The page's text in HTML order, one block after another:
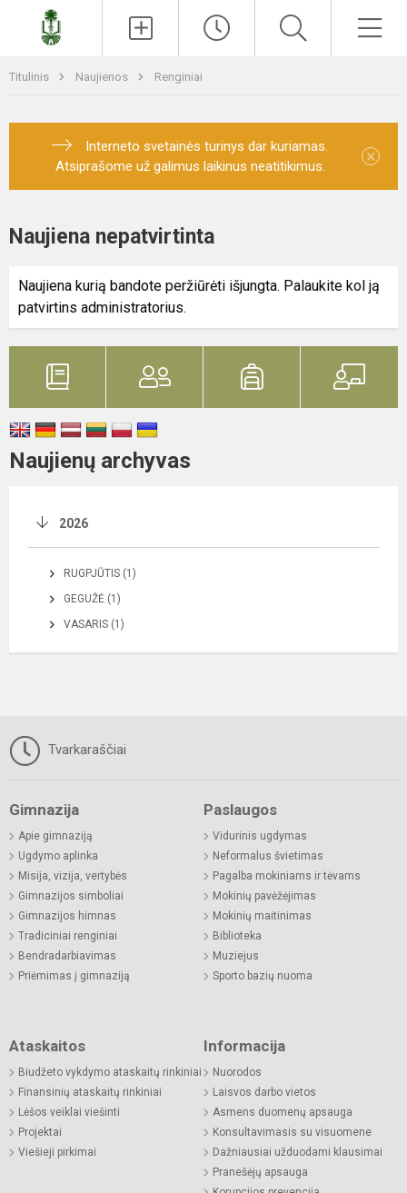
Titulinis Naujienos Renginiai
Interneto svetainės turinys dar kuriamas.
Atsiprašome už galimus laikinus neatitikimus.
×
Naujiena nepatvirtinta
Naujiena kurią bandote peržiūrėti išjungta. Palaukite kol ją
patvirtins administratorius.
Naujienų archyvas
2026
RUGPJŪTIS (1)
GEGUŽĖ (1)
VASARIS (1)
Tvarkaraščiai
Gimnazija
Apie gimnaziją
Ugdymo aplinka
Misija, vizija, vertybės
Gimnazijos simboliai
Gimnazijos himnas
Tradiciniai renginiai
Bendradarbiavimas
Priėmimas į gimnaziją
Paslaugos
Vidurinis ugdymas
Neformalus švietimas
Pagalba mokiniams ir tėvams
Mokinių pavėžėjimas
Mokinių maitinimas
Biblioteka
Muziejus
Sporto bazių nuoma
Ataskaitos
Biudžeto vykdymo ataskaitų rinkiniai
Finansinių ataskaitų rinkiniai
Lėšos veiklai viešinti
Projektai
Viešieji pirkimai
Informacija
Nuorodos
Laisvos darbo vietos
Asmens duomenų apsauga
Konsultavimasis su visuomene
Dažniausiai užduodami klausimai
Pranešėjų apsauga